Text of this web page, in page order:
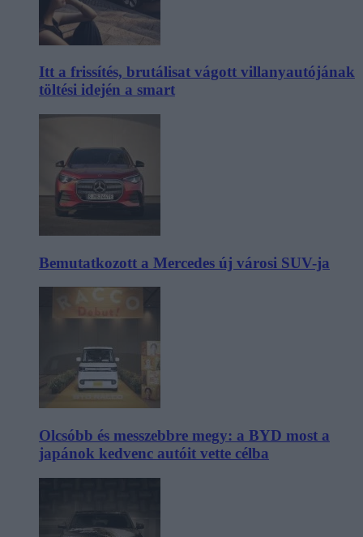
Itt a frissítés, brutálisat vágott villanyautójának
töltési idején a smart
Bemutatkozott a Mercedes új városi SUV-ja
Olcsóbb és messzebbre megy: a BYD most a
japánok kedvenc autóit vette célba